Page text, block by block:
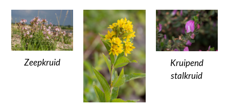
Zeepkruid
Kruipend
stalkruid